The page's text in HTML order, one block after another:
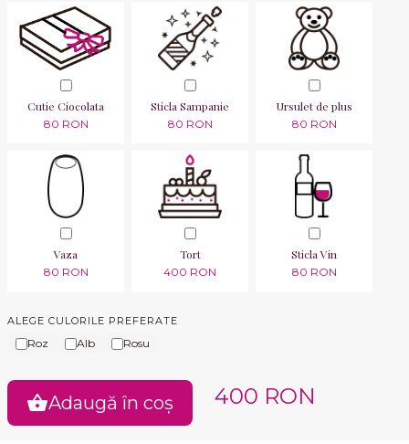
Cutie Ciocolata
80 RON
Sticla Sampanie
80 RON
Ursulet de plus
80 RON
Vaza
80 RON
Tort
400 RON
Sticla Vin
80 RON
ALEGE CULORILE PREFERATE
Roz Alb Rosu
Adaugă în coș 400 RON